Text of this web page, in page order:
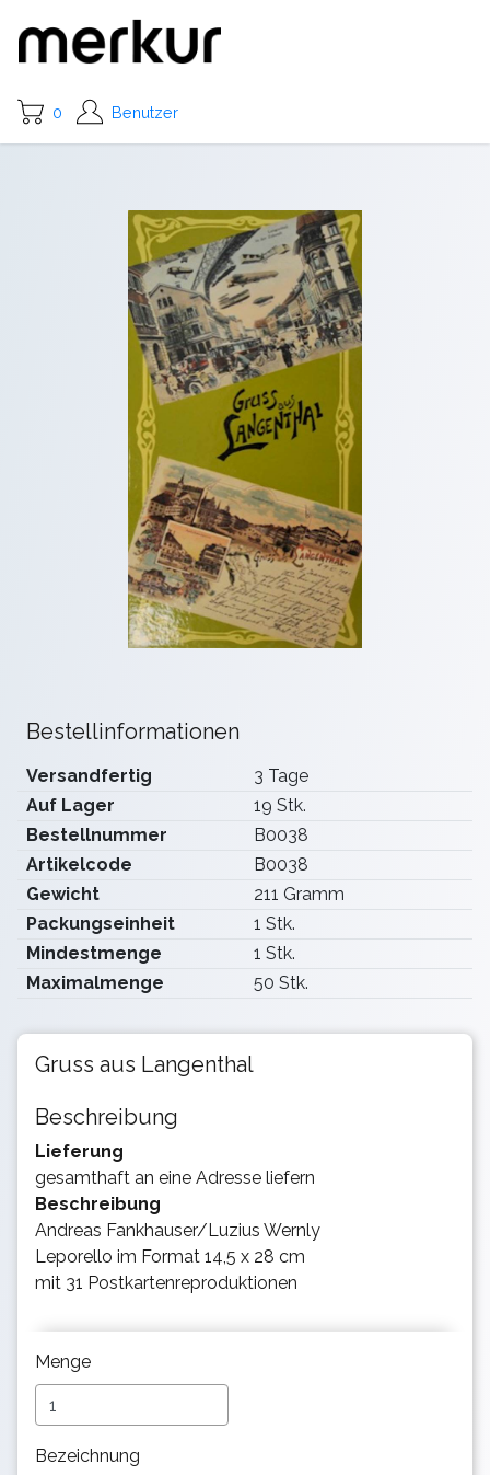
0 Benutzer
Bestellinformationen
Versandfertig
3 Tage
Auf Lager
19 Stk.
Bestellnummer
B0038
Artikelcode
B0038
Gewicht
211 Gramm
Packungseinheit
1 Stk.
Mindestmenge
1 Stk.
Maximalmenge
50 Stk.
Gruss aus Langenthal
Beschreibung
Lieferung
gesamthaft an eine Adresse liefern
Beschreibung
Andreas Fankhauser/Luzius Wernly
Leporello im Format 14,5 x 28 cm
mit 31 Postkartenreproduktionen
Menge
Bezeichnung